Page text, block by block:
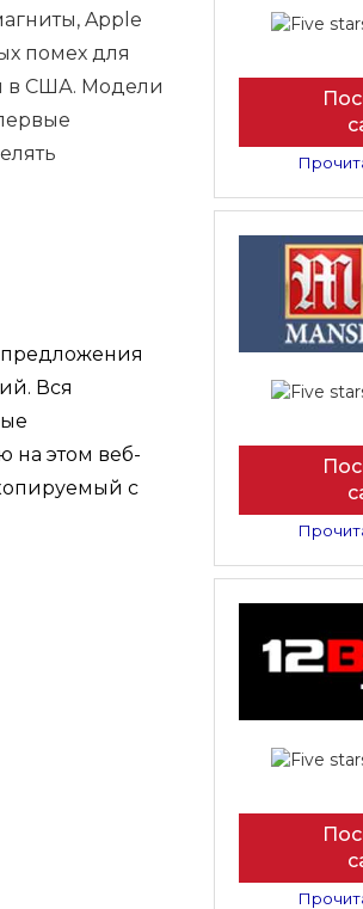
Apple
помех для
в США. Модели
предложения
Вся
на этом веб-
с